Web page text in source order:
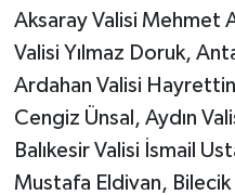
Aksaray Valisi Mehmet
Valisi Yılmaz Doruk,
Ardahan Valisi
Cengiz Ünsal, Aydın
Balıkesir Valisi İsmail
Mustafa Eldivan,